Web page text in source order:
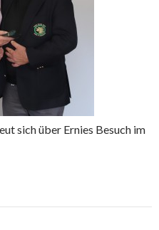
sich über Ernies Besuch im